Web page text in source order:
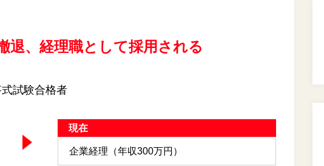
退、経理職として採用される
試験合格者
現在
企業経理（年収300万円）